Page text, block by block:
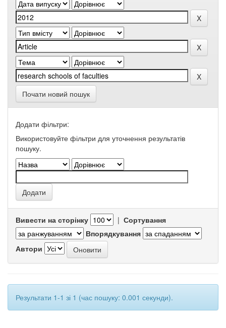
Почати новий пошук
Додати фільтри:
Використовуйте фільтри для уточнення результатів
пошуку.
Вивести на сторінку | Сортування
Впорядкування
Автори
Результати 1-1 зі 1 (час пошуку: 0.001 секунди).